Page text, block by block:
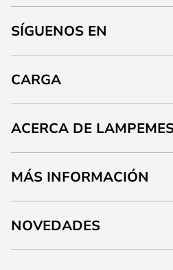
SÍGUENOS EN
CARGA
ACERCA DE
MÁS INFORMACIÓN
NOVEDADES